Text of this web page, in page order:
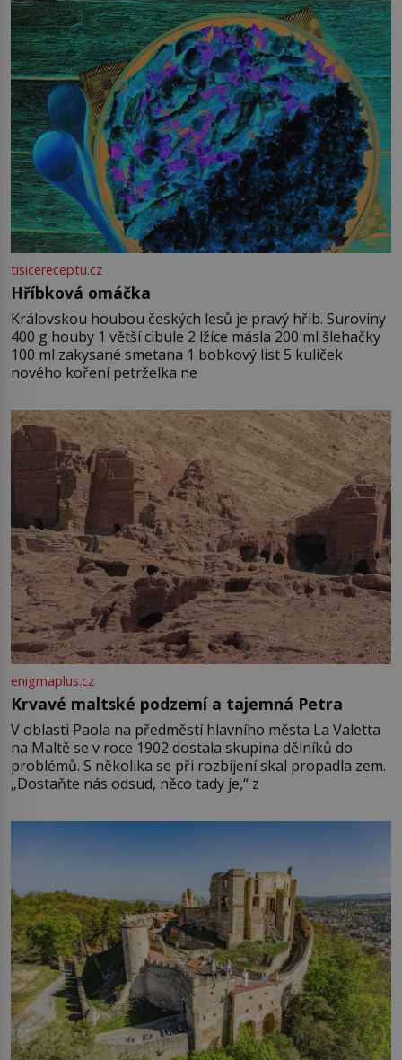
tisicereceptu.cz
Hříbková omáčka
Královskou houbou českých lesů je pravý hřib. Suroviny
400 g houby 1 větší cibule 2 lžíce másla 200 ml šlehačky
100 ml zakysané smetana 1 bobkový list 5 kuliček
nového koření petrželka ne
enigmaplus.cz
Krvavé maltské podzemí a tajemná Petra
V oblasti Paola na předměstí hlavního města La Valetta
na Maltě se v roce 1902 dostala skupina dělníků do
problémů. S několika se při rozbíjení skal propadla zem.
„Dostaňte nás odsud, něco tady je,“ z